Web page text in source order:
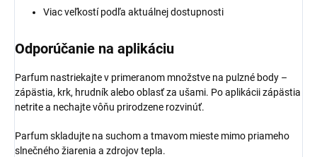
Viac veľkostí podľa aktuálnej dostupnosti
Odporúčanie na aplikáciu
Parfum nastriekajte v primeranom množstve na pulzné body –
zápästia, krk, hrudník alebo oblasť za ušami. Po aplikácii zápästia
netrite a nechajte vôňu prirodzene rozvinúť.
Parfum skladujte na suchom a tmavom mieste mimo priameho
slnečného žiarenia a zdrojov tepla.